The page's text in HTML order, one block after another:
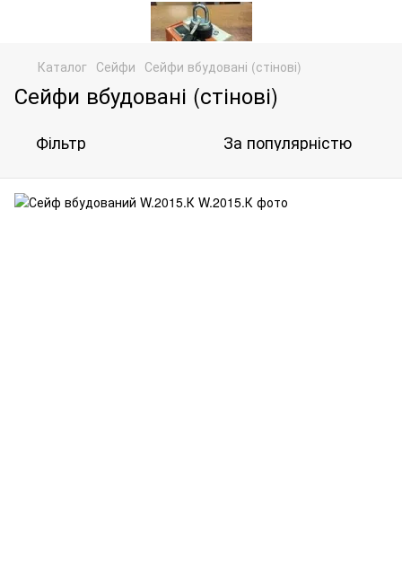
Каталог Сейфи Сейфи вбудовані (стінові)
Сейфи вбудовані (стінові)
Фільтр За популярністю